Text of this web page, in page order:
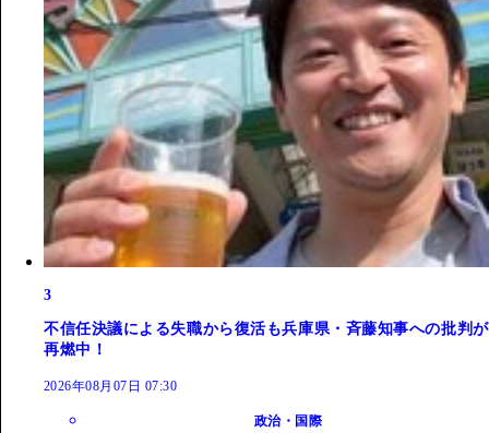
3
不信任決議による失職から復活も兵庫県・斉藤知事への批判が
再燃中！
2026年08月07日 07:30
政治・国際